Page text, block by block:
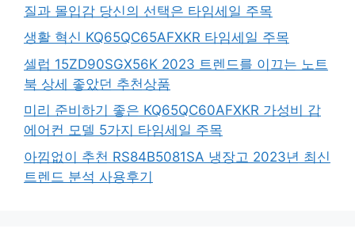
질과 몰입감 당신의 선택은 타임세일 주목
생활 혁신 KQ65QC65AFXKR 타임세일 주목
셀럽 15ZD90SGX56K 2023 트렌드를 이끄는 노트
북 상세 좋았던 추천상품
미리 준비하기 좋은 KQ65QC60AFXKR 가성비 갑
에어컨 모델 5가지 타임세일 주목
아낌없이 추천 RS84B5081SA 냉장고 2023년 최신
트렌드 분석 사용후기